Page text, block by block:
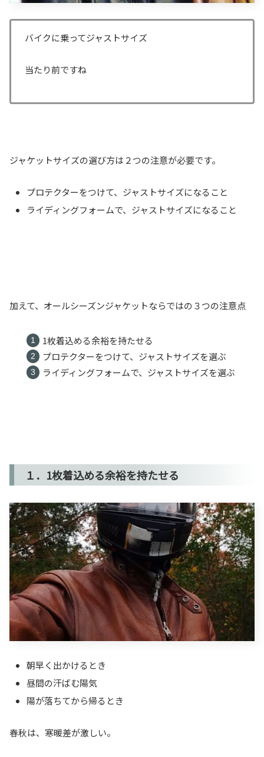
バイクに乗ってジャストサイズ
当たり前ですね
ジャケットサイズの選び方は２つの注意が必要です。
プロテクターをつけて、ジャストサイズになること
ライディングフォームで、ジャストサイズになること
加えて、オールシーズンジャケットならではの３つの注意点
1枚着込める余裕を持たせる
プロテクターをつけて、ジャストサイズを選ぶ
ライディングフォームで、ジャストサイズを選ぶ
１．1枚着込める余裕を持たせる
朝早く出かけるとき
昼間の汗ばむ陽気
陽が落ちてから帰るとき
春秋は、寒暖差が激しい。